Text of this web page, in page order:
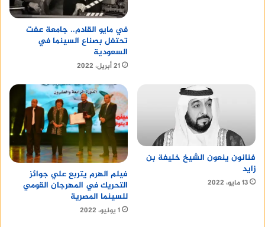
في مايو القادم.. جامعة عفت
تحتفل بصناع السينما في
السعودية
21 أبريل، 2022
فنانون ينعون الشيخ خليفة بن
زايد
13 مايو، 2022
فيلم الهرم يتربع علي جوائز
التحريك في المهرجان القومي
للسينما المصرية
1 يونيو، 2022